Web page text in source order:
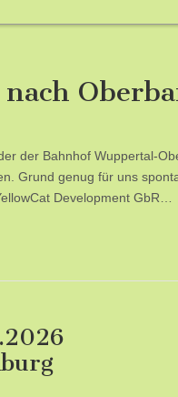
der Bahnhof Wuppertal-
Grund genug für uns
Development GbR…